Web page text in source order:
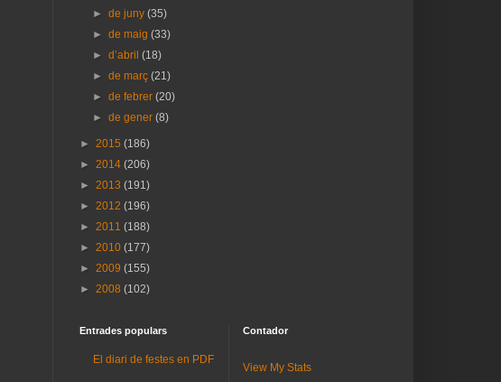
►de juny(35)
►de maig(33)
►d’abril(18)
►de març(21)
►de febrer(20)
►de gener(8)
► 2015 (186)
► 2014 (206)
► 2013 (191)
► 2012 (196)
► 2011 (188)
► 2010 (177)
► 2009 (155)
► 2008 (102)
Entrades populars
El diari de festes en PDF
Contador
View My Stats